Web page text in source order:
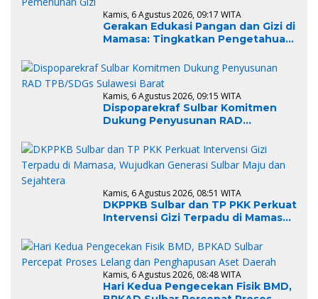
Kamis, 6 Agustus 2026, 09:17 WITA
Gerakan Edukasi Pangan dan Gizi di
Mamasa: Tingkatkan Pengetahuan
Pemenuhan Gizi
Kamis, 6 Agustus 2026, 09:15 WITA
Dispoparekraf Sulbar Komitmen
Dukung Penyusunan RAD
Kamis, 6 Agustus 2026, 08:51 WITA
DKPPKB Sulbar dan TP PKK Perkuat
Intervensi Gizi Terpadu di Mamasa,
dan Sejahtera
Kamis, 6 Agustus 2026, 08:48 WITA
Hari Kedua Pengecekan Fisik BMD,